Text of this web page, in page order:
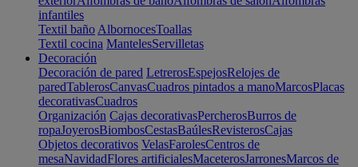
infantiles
Textil baño AlbornocesToallas
Textil cocina MantelesServilletas
Decoración
Decoración de pared LetrerosEspejosRelojes de
paredTablerosCanvasCuadros pintados a manoMarcosPlacas
decorativasCuadros
Organización Cajas decorativasPercherosBurros de
ropaJoyerosBiombosCestasBaúlesRevisterosCajas
Objetos decorativos VelasFarolesCentros de
mesaNavidadFlores artificialesMaceterosJarronesMarcos de